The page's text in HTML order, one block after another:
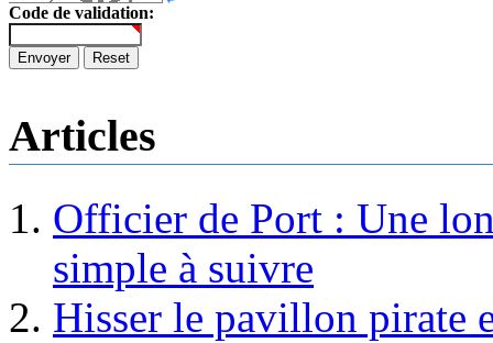
Code de validation:
Envoyer Reset
Articles
Officier de Port : Une
simple à suivre
Hisser le pavillon pirate